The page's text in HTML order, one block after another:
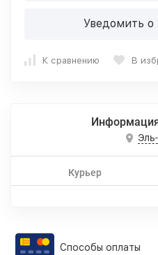
Уведомить о
К сравнению В
Курьер
Способы оплаты